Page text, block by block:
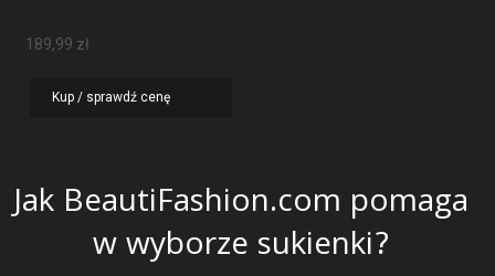
189,99 zł
Kup / sprawdź cenę
Jak BeautiFashion.com pomaga
w wyborze sukienki?